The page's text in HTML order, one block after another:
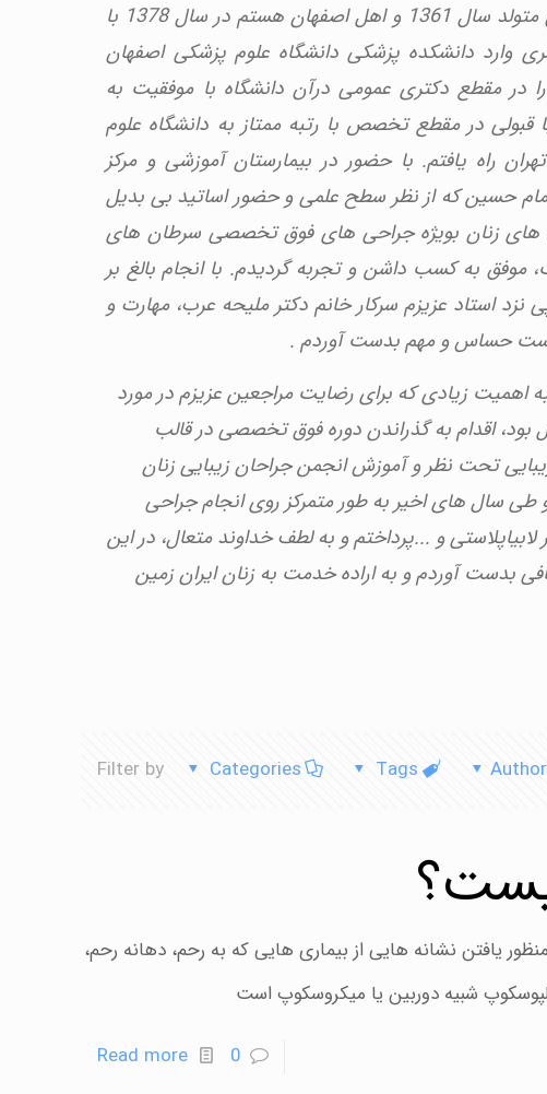
من دکتر نازنین صفائی متولد سال 1361 و اهل اصفهان هستم در سال 1378 با
وارد دانشکده پزشکی دانشگاه علوم پزشکی اصفهان
در مقطع دکتری عمومی درآن دانشگاه با موفقیت به
قبولی در مقطع تخصص با رتبه ممتاز به دانشگاه علوم
راه یافتم. با حضور در بیمارستان آموزشی و مرکز
حسین که از نظر سطح علمی و حضور اساتید بی بدیل
های زنان بویژه جراحی های فوق تخصصی سرطان های
موفق به کسب داشن و تجربه گردیدم. با انجام بالغ بر
نزد استاد عزیزم سرکار خانم دکتر ملیحه عرب، مهارت و
تست حساس و مهم بدست آوردم .
با توجه به اهمیت زیادی که برای رضایت مراجعین عزیزم در مورد
بود، اقدام به گذراندن دوره فوق تخصصی در قالب
تحت نظر و آموزش انجمن جراحان زیبایی زنان
و طی سال های اخیر به طور متمرکز روی انجام جراحی
و ...پرداختم و به لطف خداوند متعال، در این
بدست آوردم و به اراده خدمت به زنان ایران زمین
Filter by Categories Tags
یافتن نشانه هایی از بیماری هایی که به رحم، دهانه رحم،
شبیه دوربین یا میکروسکوپ است
0
Read more